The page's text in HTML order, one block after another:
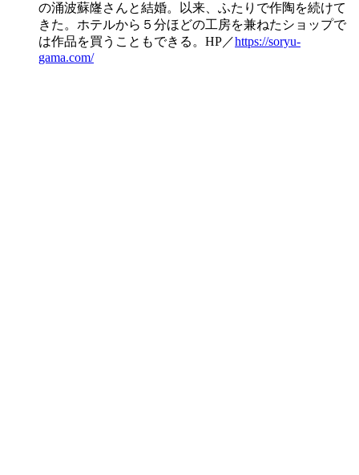
の涌波蘇嶐さんと結婚。以来、ふたりで作陶を続けて
きた。ホテルから５分ほどの工房を兼ねたショップで
は作品を買うこともできる。HP／https://soryu-
gama.com/